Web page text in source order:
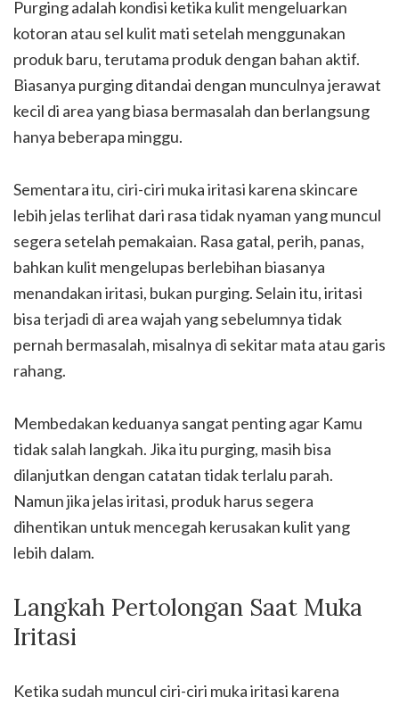
Purging adalah kondisi ketika kulit mengeluarkan
kotoran atau sel kulit mati setelah menggunakan
produk baru, terutama produk dengan bahan aktif.
Biasanya purging ditandai dengan munculnya jerawat
kecil di area yang biasa bermasalah dan berlangsung
hanya beberapa minggu.
Sementara itu, ciri-ciri muka iritasi karena skincare
lebih jelas terlihat dari rasa tidak nyaman yang muncul
segera setelah pemakaian. Rasa gatal, perih, panas,
bahkan kulit mengelupas berlebihan biasanya
menandakan iritasi, bukan purging. Selain itu, iritasi
bisa terjadi di area wajah yang sebelumnya tidak
pernah bermasalah, misalnya di sekitar mata atau garis
rahang.
Membedakan keduanya sangat penting agar Kamu
tidak salah langkah. Jika itu purging, masih bisa
dilanjutkan dengan catatan tidak terlalu parah.
Namun jika jelas iritasi, produk harus segera
dihentikan untuk mencegah kerusakan kulit yang
lebih dalam.
Langkah Pertolongan Saat Muka
Iritasi
Ketika sudah muncul ciri-ciri muka iritasi karena